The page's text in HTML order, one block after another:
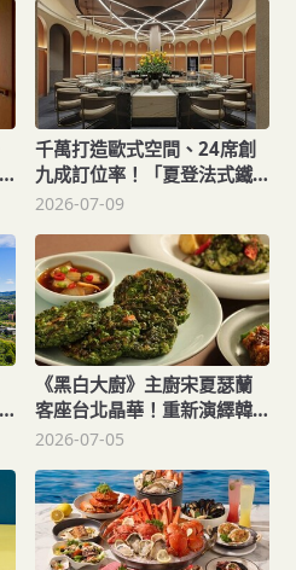
千萬打造歐式空間、24席創
九成訂位率！「夏登法式鐵
板燒」以演繹法式鐵板美學
2026-07-09
《黑白大廚》主廚宋夏瑟蘭
客座台北晶華！重新演繹韓
式小菜與當代韓食
2026-07-05